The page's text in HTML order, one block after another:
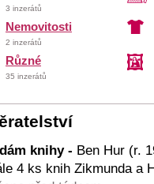
3 inzerátů
Nemovitosti
2 inzerátů
Různé
35 inzerátů
knihy - Ben Hur (r.
4 ks knih Zikmunda a